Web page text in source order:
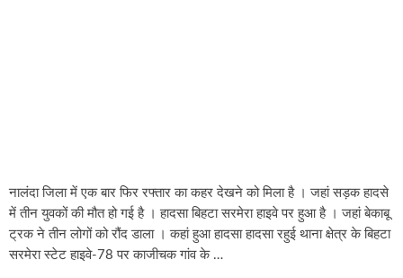
नालंदा जिला में एक बार फिर रफ्तार का कहर देखने को मिला है । जहां सड़क हादसे
में तीन युवकों की मौत हो गई है । हादसा बिहटा सरमेरा हाइवे पर हुआ है । जहां बेकाबू
ट्रक ने तीन लोगों को रौंद डाला । कहां हुआ हादसा हादसा रहुई थाना क्षेत्र के बिहटा
सरमेरा स्टेट हाइवे-78 पर काजीचक गांव के …